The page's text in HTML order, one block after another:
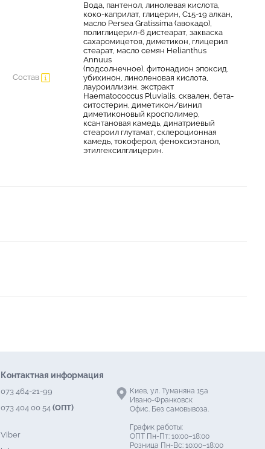
Состав
Вода, пантенол, линолевая кислота,
коко-каприлат, глицерин, C15-19 алкан,
масло Persea Gratissima (авокадо),
полиглицерил-6 дистеарат, закваска
сахаромицетов, диметикон, глицерил
стеарат, масло семян Helianthus
Annuus
(подсолнечное), фитонадион эпоксид,
убихинон, линоленовая кислота,
лауроиллизин, экстракт
Haematococcus Pluvialis, сквален, бета-
ситостерин, диметикон/винил
диметиконовый кросполимер,
ксантановая камедь, динатриевый
стеароил глутамат, склероционная
камедь, токоферол, феноксиэтанол,
этилгексилглицерин.
Контактная информация
073 464-21-99
073 404 00 54 (ОПТ)
Viber
Киев, ул. Туманяна 15а
Ивано-Франковск
Офис. Без самовывоза.
График работы:
ОПТ Пн-Пт: 10:00–18:00
Розница Пн-Вс: 10:00–18:00